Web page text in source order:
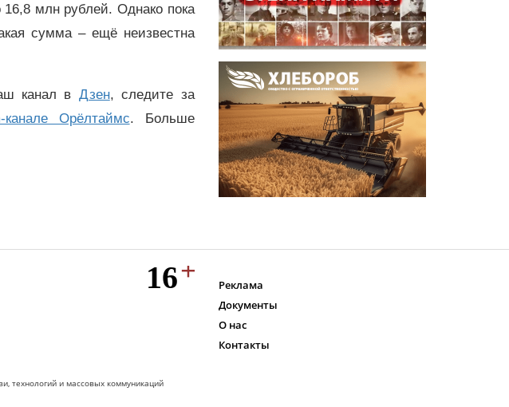
млн рублей. Однако пока
сумма – ещё неизвестна
канал в Дзен, следите за
канале Орёлтаймс. Больше
технологий и массовых коммуникаций
Реклама
Документы
О нас
Контакты